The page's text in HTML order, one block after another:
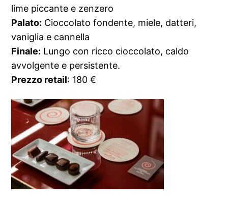
lime piccante e zenzero⁠
Palato: Cioccolato fondente, miele, datteri,
vaniglia e cannella⁠
Finale: Lungo con ricco cioccolato⁠, caldo
avvolgente e persistente.
Prezzo retail: 180 €